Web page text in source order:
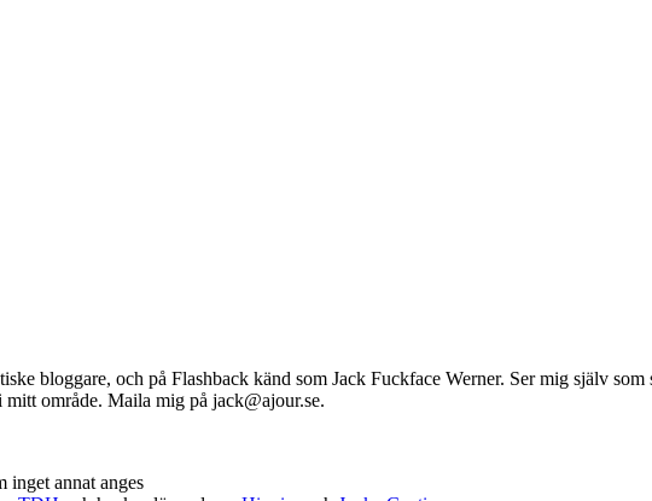
bloggare, och på Flashback känd som Jack Fuckface Werner. Ser mig själv
område. Maila mig på jack@ajour.se.
inget annat anges